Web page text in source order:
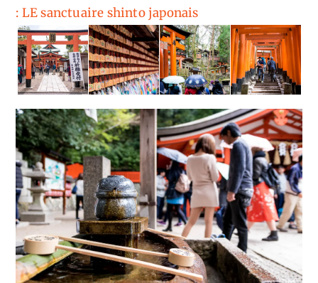
: LE sanctuaire shinto japonais